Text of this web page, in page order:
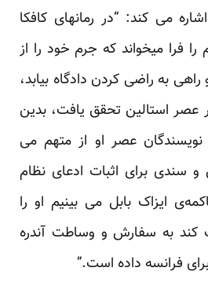
می کند: “در رمانهای کافکا
را فرا میخواند که‌ جرم خود را از
به‌ راضی کردن دادگاه بیابد،
عصر استالین تحقق یافت، بدین
عصر او از متهم می
سندی برای اثبات ادعای نظام
ایزاک بابل می بینیم او را
کند به‌ سفارش و وساطت آندره‌
فرانسه‌ داده‌ است.”